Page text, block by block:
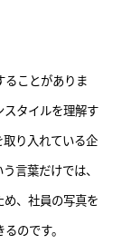
ことがありま
タイルを理解す
り入れている企
言葉だけでは、
、社員の写真を
のです。